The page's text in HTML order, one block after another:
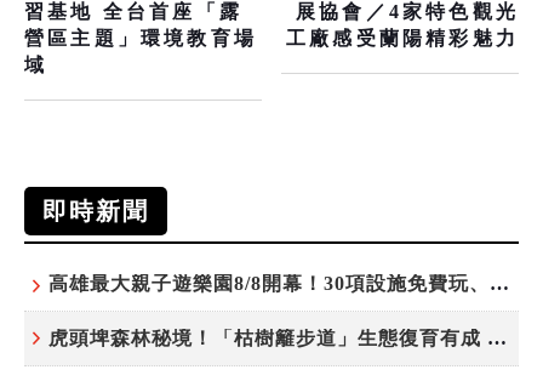
習基地 全台首座「露
營區主題」環境教育場
域
展協會／4家特色觀光
工廠感受蘭陽精彩魅力
即時新聞
高雄最大親子遊樂園8/8開幕！30項設施免費玩、YOYO家族嗨翻暑假
虎頭埤森林秘境！「枯樹籬步道」生態復育有成 走進大自然生命教室